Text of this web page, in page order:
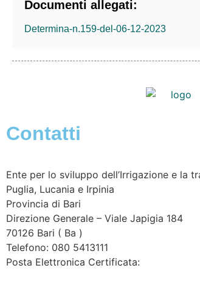
Documenti allegati:
Determina-n.159-del-06-12-2023
Contatti
Ente per lo sviluppo dell’Irrigazione e la
Puglia, Lucania e Irpinia
Provincia di Bari
Direzione Generale – Viale Japigia 184
70126 Bari ( Ba )
Telefono: 080 5413111
Posta Elettronica Certificata: